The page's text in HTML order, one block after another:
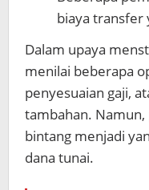
biaya transfer
Dalam upaya
menilai beberapa
penyesuaian gaji,
tambahan.
bintang menjadi
dana tunai.